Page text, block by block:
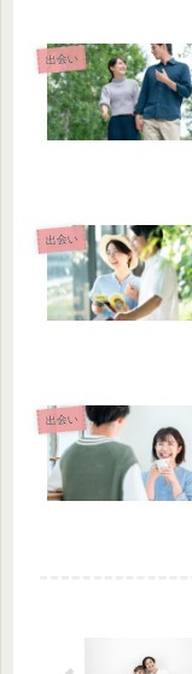
出会い
出会い
出会い